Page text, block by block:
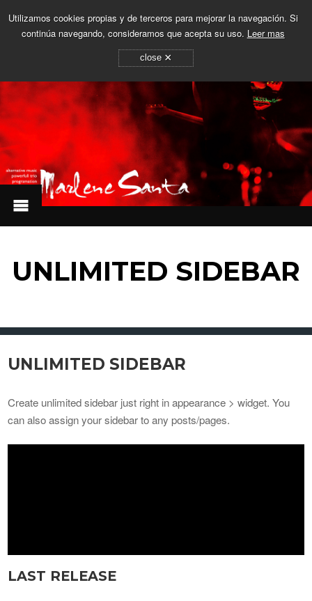
Utilizamos cookies propias y de terceros para mejorar la navegación. Si
continúa navegando, consideramos que acepta su uso. Leer mas
close ×
UNLIMITED SIDEBAR
UNLIMITED SIDEBAR
Create unlimited sidebar just right in appearance > widget. You
can also assign your sidebar to any posts/pages.
LAST RELEASE